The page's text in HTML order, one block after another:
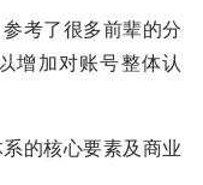
考了很多前辈的分
增加对账号整体认
系的核心要素及商业